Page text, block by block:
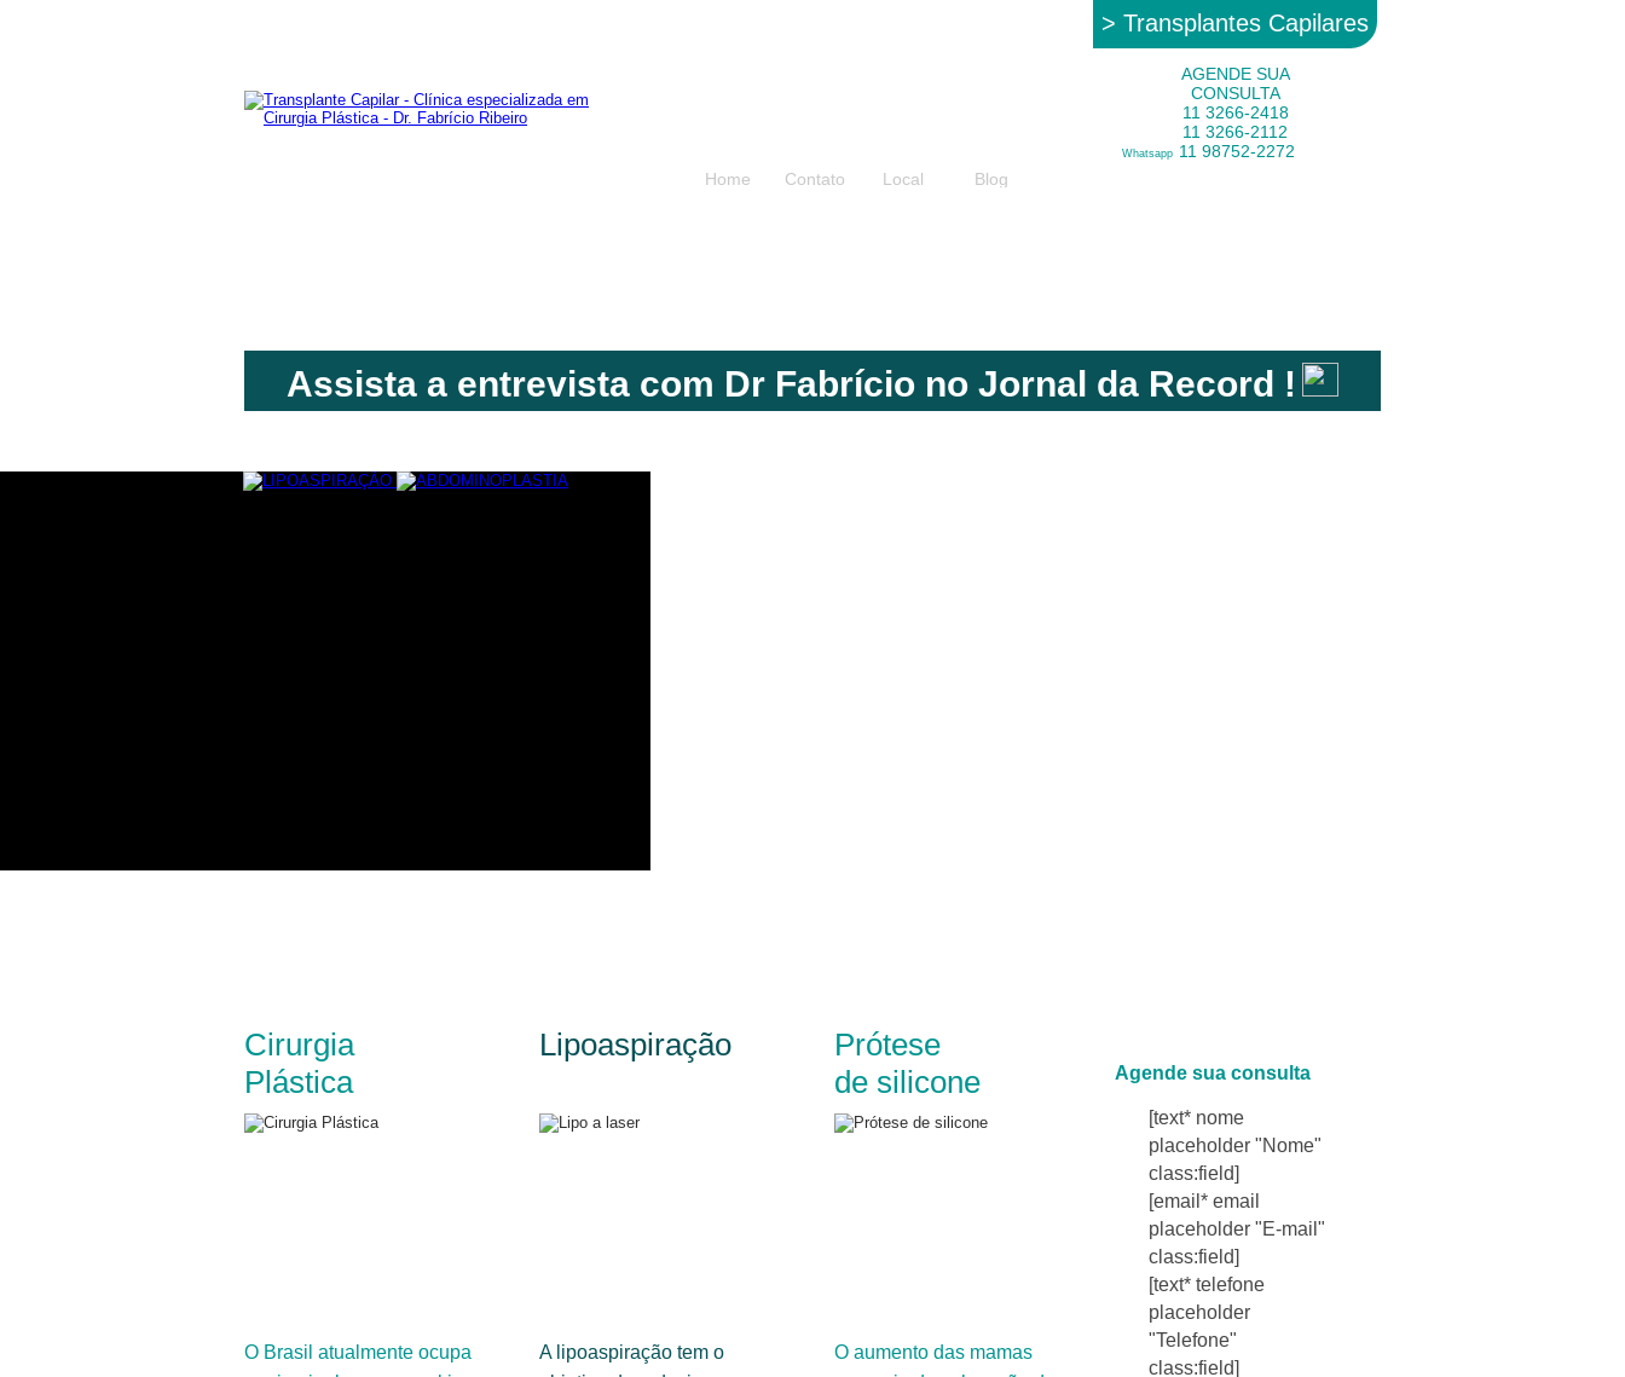
> Transplantes Capilares
Home Contato Local Blog
AGENDE SUA
CONSULTA
11 3266-2418
11 3266-2112
Whatsapp 11 98752-2272
Assista a entrevista com Dr Fabrício no Jornal da Record !
Agende sua consulta
[text* nome
placeholder "Nome"
class:field]
[email* email
placeholder "E-mail"
class:field]
[text* telefone
placeholder
"Telefone"
class:field]
Cirurgia
Plástica
O Brasil atualmente ocupa
Lipoaspiração
A lipoaspiração tem o
Prótese
de silicone
O aumento das mamas